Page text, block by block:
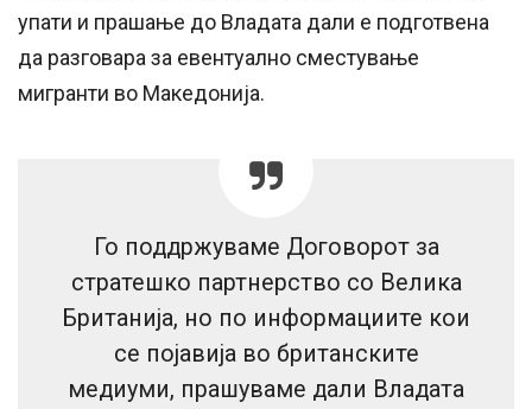
упати и прашање до Владата дали е подготвена
да разговара за евентуално сместување
мигранти во Македонија.
Го поддржуваме Договорот за
стратешко партнерство со Велика
Британија, но по информациите кои
се појавија во британските
медиуми, прашуваме дали Владата